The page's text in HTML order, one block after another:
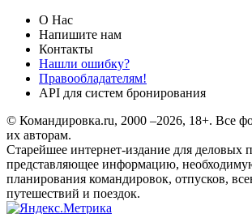
О Нас
Напишите нам
Контакты
Нашли ошибку?
Правообладателям!
API для систем бронирования
© Командировка.ru, 2000 –2026, 18+. Все
их авторам.
Старейшее интернет-издание для деловых
представляющее информацию,
планирования командировок, отпусков,
путешествий и поездок.